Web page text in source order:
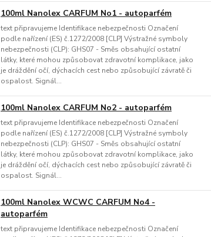
100ml Nanolex CARFUM No1 - autoparfém
text připravujeme Identifikace nebezpečnosti Označení
podle nařízení (ES) č.1272/2008 [CLP] Výstražné symboly
nebezpečnosti (CLP): GHS07 - Směs obsahující ostatní
látky, které mohou způsobovat zdravotní komplikace, jako
je dráždění očí, dýchacích cest nebo způsobující závratě či
ospalost. Signál...
100ml Nanolex CARFUM No2 - autoparfém
text připravujeme Identifikace nebezpečnosti Označení
podle nařízení (ES) č.1272/2008 [CLP] Výstražné symboly
nebezpečnosti (CLP): GHS07 - Směs obsahující ostatní
látky, které mohou způsobovat zdravotní komplikace, jako
je dráždění očí, dýchacích cest nebo způsobující závratě či
ospalost. Signál...
100ml Nanolex WCWC CARFUM No4 -
autoparfém
text připravujeme Identifikace nebezpečnosti Označení